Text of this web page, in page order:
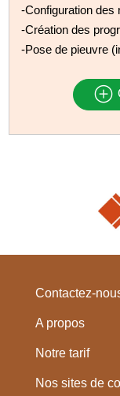
-Configuration des
-Création des
-Pose de pieuvre
Contactez-
A propos
Notre tarif
Nos sites de